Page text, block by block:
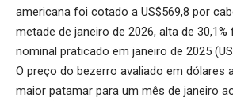
americana foi cotado a US$569,8 por
metade de janeiro de 2026, alta de
nominal praticado em janeiro de 2025
O preço do bezerro avaliado em dólares
maior patamar para um mês de janeiro